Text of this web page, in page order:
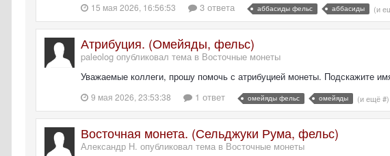
15 мая 2026, 16:56:53 3 ответа аббасиды фельс аббасиды (и
Атрибуция. (Омейяды, фельс)
paleolog опубликовал тема в Восточные монеты
Уважаемые коллеги, прошу помочь с атрибуцией монеты. Подскажите
9 мая 2026, 23:53:38 1 ответ омейяды фельс омейяды (и ещё #)
Восточная монета. (Сельджуки Рума, фельс)
Александр Н. опубликовал тема в Восточные монеты